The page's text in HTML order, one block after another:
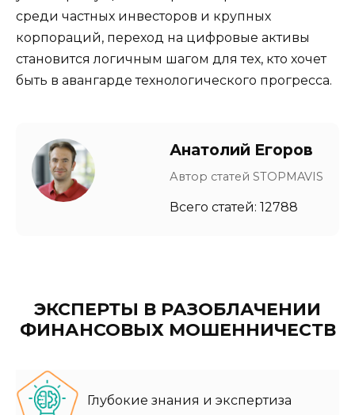
среди частных инвесторов и крупных
корпораций, переход на цифровые активы
становится логичным шагом для тех, кто хочет
быть в авангарде технологического прогресса.
Анатолий Егоров
Автор статей STOPMAVIS
Всего статей: 12788
ЭКСПЕРТЫ В РАЗОБЛАЧЕНИИ
ФИНАНСОВЫХ МОШЕННИЧЕСТВ
Глубокие знания и экспертиза